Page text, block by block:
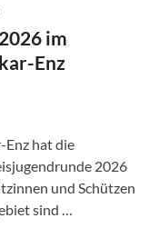
im
Enz
Enz hat die
2026
und Schützen
sind …